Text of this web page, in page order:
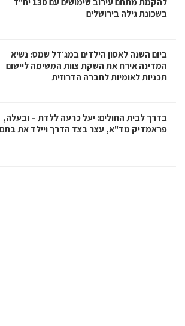
בשכונת גילה בירושלים
ביום השנה לאסון הילדים במג׳דל שמס: נשיא
המדינה אירח את השקת צוות המשימה ליישום
תכניות לאומיות לחברה הדרוזית
בדרך לבית החולים: יעל כרעה ללדת – ובעלה,
פראמדיק מד"א, עצר בצד הדרך ויילד את בתם